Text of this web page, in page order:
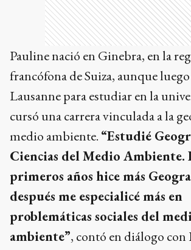
Pauline nació en Ginebra, en la
francófona de Suiza, aunque
Lausanne para estudiar en la
cursó una carrera vinculada a la
medio ambiente. “Estudié
Ciencias del Medio Ambiente.
primeros años hice más
después me especialicé más en
problemáticas sociales del
ambiente”, contó en diálogo con